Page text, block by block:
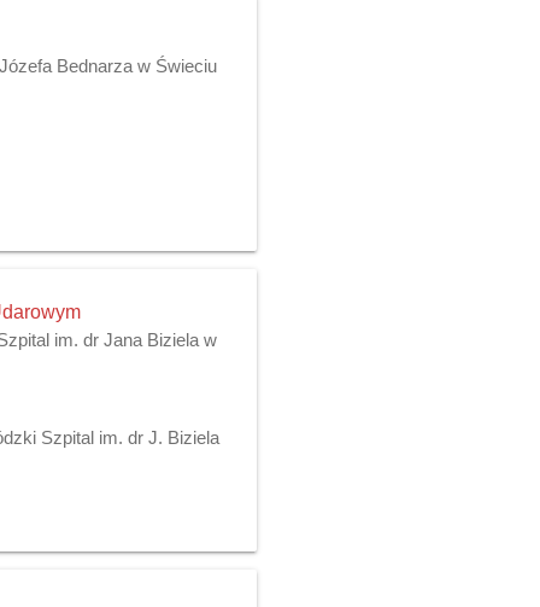
Bednarza w Świeciu
im. dr Jana Biziela w
Szpital im. dr J. Biziela